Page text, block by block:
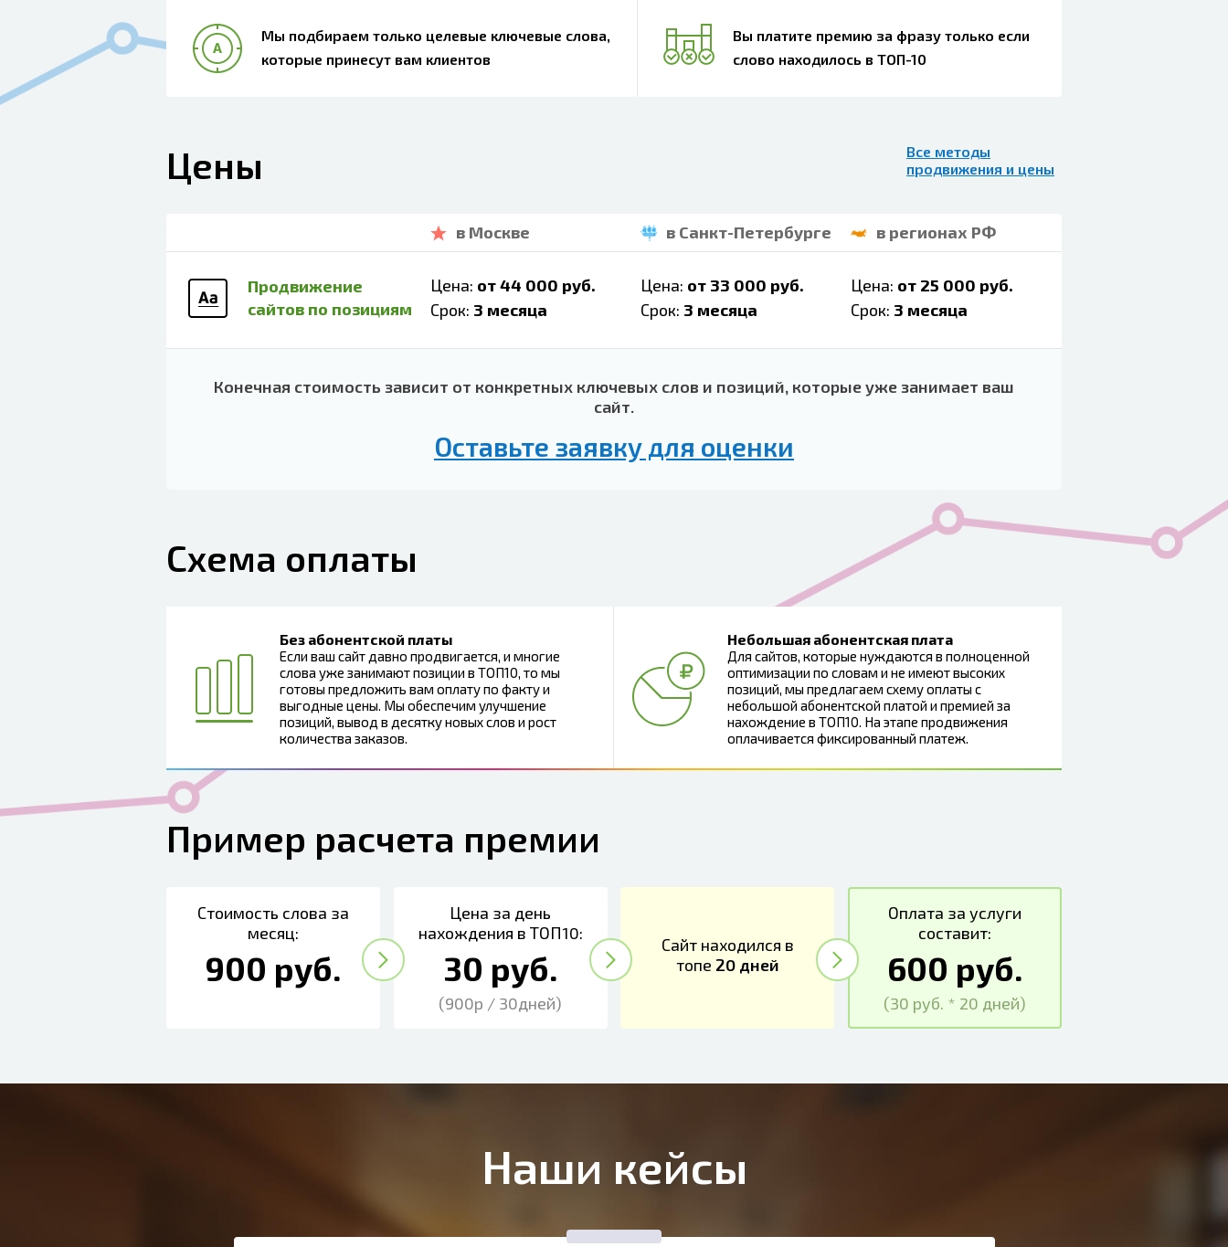
Мы подбираем только целевые ключевые слова,
которые принесут вам клиентов
Вы платите премию за фразу только если
слово находилось в ТОП-10
Все методы
продвижения и цены
Цены
в Москве в Санкт-Петербурге в регионах РФ
Продвижение
сайтов по позициям
Цена: от 44 000 руб.
Срок: 3 месяца
Цена: от 33 000 руб.
Срок: 3 месяца
Цена: от 25 000 руб.
Срок: 3 месяца
Конечная стоимость зависит от конкретных ключевых слов и позиций, которые уже занимает ваш
сайт.
Оставьте заявку для оценки
Схема оплаты
Без абонентской платы
Если ваш сайт давно продвигается, и многие
слова уже занимают позиции в ТОП10, то мы
готовы предложить вам оплату по факту и
выгодные цены. Мы обеспечим улучшение
позиций, вывод в десятку новых слов и рост
количества заказов.
Небольшая абонентская плата
Для сайтов, которые нуждаются в полноценной
оптимизации по словам и не имеют высоких
позиций, мы предлагаем схему оплаты с
небольшой абонентской платой и премией за
нахождение в ТОП10. На этапе продвижения
оплачивается фиксированный платеж.
Пример расчета премии
Стоимость слова за
месяц:
900 руб.
Цена за день
нахождения в ТОП10:
30 руб.
(900р / 30дней)
Сайт находился в
топе 20 дней
Оплата за услуги
составит:
600 руб.
(30 руб. * 20 дней)
Наши кейсы